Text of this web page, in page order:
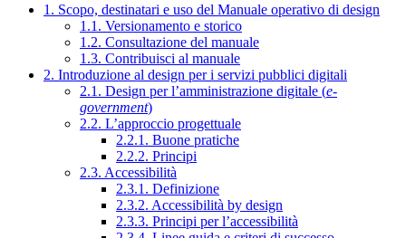
1. Scopo, destinatari e uso del Manuale operativo di design
1.1. Versionamento e storico
1.2. Consultazione del manuale
1.3. Contribuisci al manuale
2. Introduzione al design per i servizi pubblici digitali
2.1. Design per l’amministrazione digitale (e-
government)
2.2. L’approccio progettuale
2.2.1. Buone pratiche
2.2.2. Principi
2.3. Accessibilità
2.3.1. Definizione
2.3.2. Accessibilità by design
2.3.3. Principi per l’accessibilità